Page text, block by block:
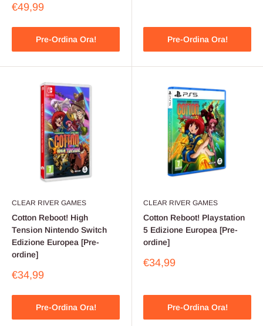
Prezzo
€49,99
Pre-Ordina Ora! Pre-Ordina Ora!
CLEAR RIVER GAMES
Cotton Reboot! High
Tension Nintendo Switch
Edizione Europea [Pre-
ordine]
Prezzo
€34,99
Pre-Ordina Ora!
CLEAR RIVER GAMES
Cotton Reboot! Playstation
5 Edizione Europea [Pre-
ordine]
Prezzo
€34,99
Pre-Ordina Ora!